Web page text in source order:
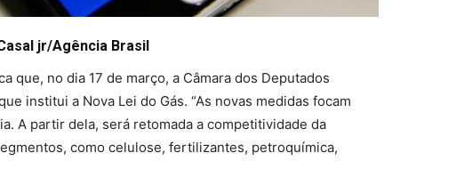
jr/Agência Brasil
que, no dia 17 de março, a Câmara dos Deputados
institui a Nova Lei do Gás. “As novas medidas focam
A partir dela, será retomada a competitividade da
como celulose, fertilizantes, petroquímica,